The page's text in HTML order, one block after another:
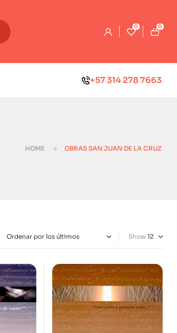
0 0
+57 314 278 7663
HOME OBRAS SAN JUAN DE LA CRUZ
Show